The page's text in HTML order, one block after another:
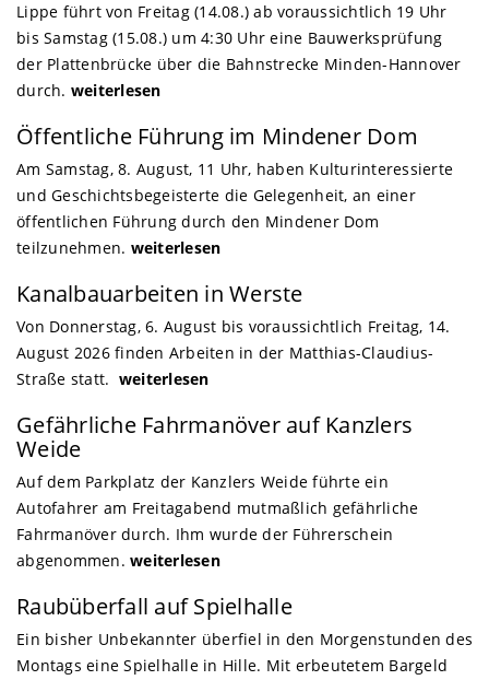
Lippe führt von Freitag (14.08.) ab voraussichtlich 19 Uhr
bis Samstag (15.08.) um 4:30 Uhr eine Bauwerksprüfung
der Plattenbrücke über die Bahnstrecke Minden-Hannover
durch. weiterlesen
Öffentliche Führung im Mindener Dom
Am Samstag, 8. August, 11 Uhr, haben Kulturinteressierte
und Geschichtsbegeisterte die Gelegenheit, an einer
öffentlichen Führung durch den Mindener Dom
teilzunehmen. weiterlesen
Kanalbauarbeiten in Werste
Von Donnerstag, 6. August bis voraussichtlich Freitag, 14.
August 2026 finden Arbeiten in der Matthias-Claudius-
Straße statt. weiterlesen
Gefährliche Fahrmanöver auf Kanzlers
Weide
Auf dem Parkplatz der Kanzlers Weide führte ein
Autofahrer am Freitagabend mutmaßlich gefährliche
Fahrmanöver durch. Ihm wurde der Führerschein
abgenommen. weiterlesen
Raubüberfall auf Spielhalle
Ein bisher Unbekannter überfiel in den Morgenstunden des
Montags eine Spielhalle in Hille. Mit erbeutetem Bargeld